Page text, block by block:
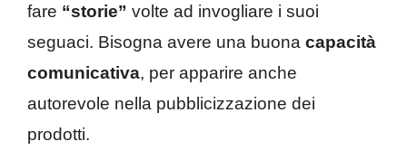
fare “storie” volte ad invogliare i suoi
seguaci. Bisogna avere una buona capacità
comunicativa, per apparire anche
autorevole nella pubblicizzazione dei
prodotti.